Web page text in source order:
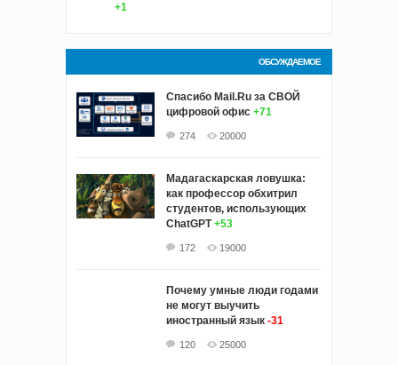
+1
ОБСУЖДАЕМОЕ
Спасибо Mail.Ru за СВОЙ
цифровой офис +71
274 20000
Мадагаскарская ловушка:
как профессор обхитрил
студентов, использующих
ChatGPT +53
172 19000
Почему умные люди годами
не могут выучить
иностранный язык -31
120 25000